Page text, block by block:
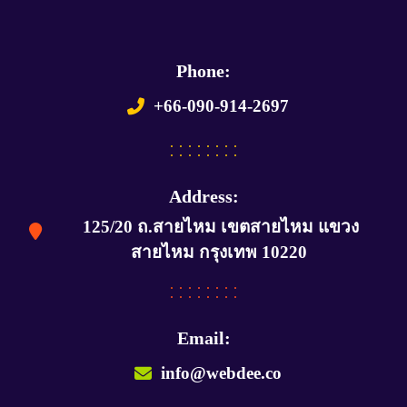
Phone:
+66-090-914-2697
Address:
125/20 ถ.สายไหม เขตสายไหม แขวง
สายไหม กรุงเทพ 10220
Email:
info@webdee.co